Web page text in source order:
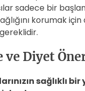
sadece bir
korumak
ve Diyet
sağlıklı